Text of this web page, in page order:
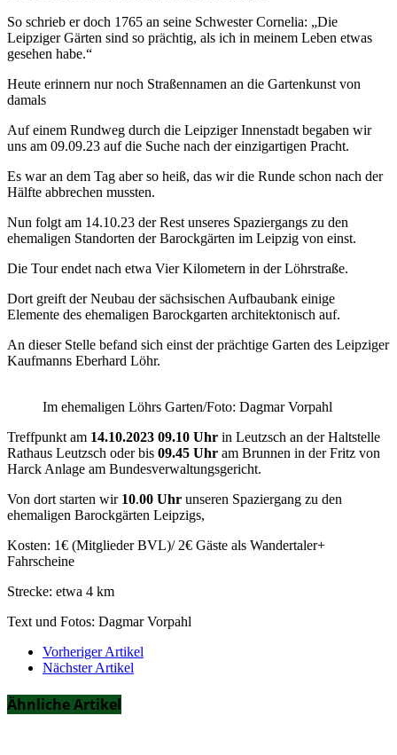
So schrieb er doch 1765 an seine Schwester Cornelia: „Die
Leipziger Gärten sind so prächtig, als ich in meinem Leben etwas
gesehen habe.“
Heute erinnern nur noch Straßennamen an die Gartenkunst von
damals
Auf einem Rundweg durch die Leipziger Innenstadt begaben wir
uns am 09.09.23 auf die Suche nach der einzigartigen Pracht.
Es war an dem Tag aber so heiß, das wir die Runde schon nach der
Hälfte abbrechen mussten.
Nun folgt am 14.10.23 der Rest unseres Spaziergangs zu den
ehemaligen Standorten der Barockgärten im Leipzig von einst.
Die Tour endet nach etwa Vier Kilometern in der Löhrstraße.
Dort greift der Neubau der sächsischen Aufbaubank einige
Elemente des ehemaligen Barockgarten architektonisch auf.
An dieser Stelle befand sich einst der prächtige Garten des Leipziger
Kaufmanns Eberhard Löhr.
Im ehemaligen Löhrs Garten/Foto: Dagmar Vorpahl
Treffpunkt am 14.10.2023 09.10 Uhr in Leutzsch an der Haltstelle
Rathaus Leutzsch oder bis 09.45 Uhr am Brunnen in der Fritz von
Harck Anlage am Bundesverwaltungsgericht.
Von dort starten wir 10.00 Uhr unseren Spaziergang zu den
ehemaligen Barockgärten Leipzigs,
Kosten: 1€ (Mitglieder BVL)/ 2€ Gäste als Wandertaler+
Fahrscheine
Strecke: etwa 4 km
Text und Fotos: Dagmar Vorpahl
Vorheriger Artikel
Nächster Artikel
Ähnliche Artikel